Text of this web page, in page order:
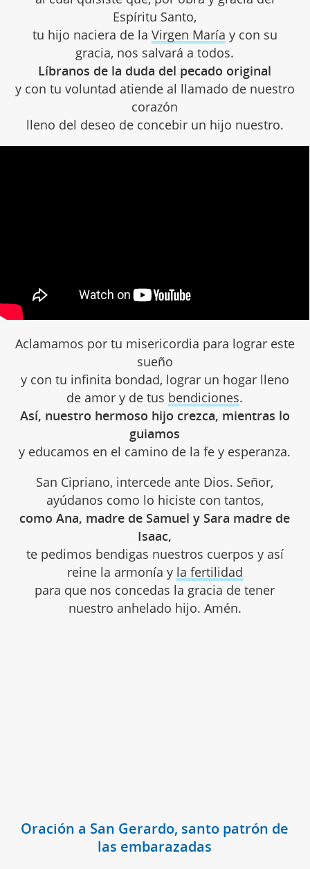
Espíritu Santo,
tu hijo naciera de la Virgen María y con su
gracia, nos salvará a todos.
Líbranos de la duda del pecado original
y con tu voluntad atiende al llamado de nuestro
corazón
lleno del deseo de concebir un hijo nuestro.
Aclamamos por tu misericordia para lograr este
sueño
y con tu infinita bondad, lograr un hogar lleno
de amor y de tus bendiciones.
Así, nuestro hermoso hijo crezca, mientras lo
guiamos
y educamos en el camino de la fe y esperanza.
San Cipriano, intercede ante Dios. Señor,
ayúdanos como lo hiciste con tantos,
como Ana, madre de Samuel y Sara madre de
Isaac,
te pedimos bendigas nuestros cuerpos y así
reine la armonía y la fertilidad
para que nos concedas la gracia de tener
nuestro anhelado hijo. Amén.
Oración a San Gerardo, santo patrón de
las embarazadas